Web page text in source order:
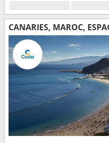
CANARIES, MAROC,